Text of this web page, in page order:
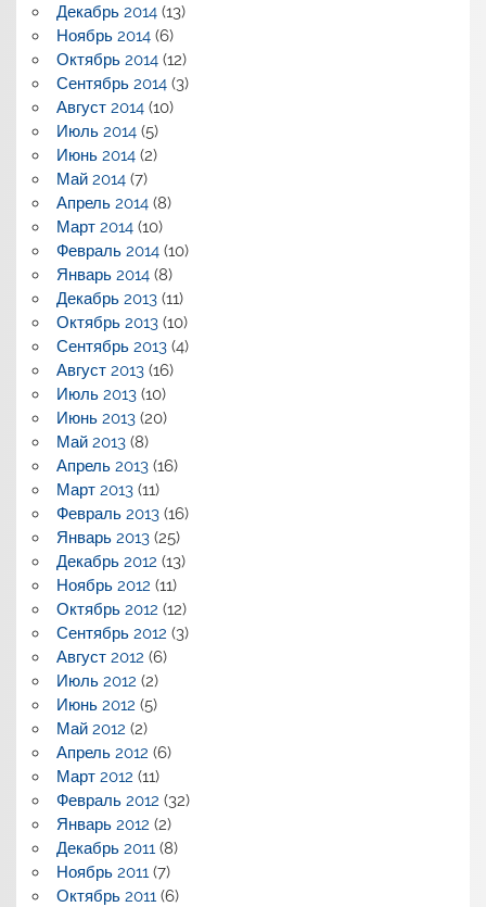
Декабрь 2014(13)
Ноябрь 2014(6)
Октябрь 2014(12)
Сентябрь 2014(3)
Август 2014(10)
Июль 2014(5)
Июнь 2014(2)
Май 2014(7)
Апрель 2014(8)
Март 2014(10)
Февраль 2014(10)
Январь 2014(8)
Декабрь 2013(11)
Октябрь 2013(10)
Сентябрь 2013(4)
Август 2013(16)
Июль 2013(10)
Июнь 2013(20)
Май 2013(8)
Апрель 2013(16)
Март 2013(11)
Февраль 2013(16)
Январь 2013(25)
Декабрь 2012 (13)
Ноябрь 2012 (11)
Октябрь 2012 (12)
Сентябрь 2012 (3)
Август 2012 (6)
Июль 2012 (2)
Июнь 2012 (5)
Май 2012 (2)
Апрель 2012 (6)
Март 2012 (11)
Февраль 2012 (32)
Январь 2012 (2)
Декабрь 2011(8)
Ноябрь 2011(7)
Октябрь 2011(6)